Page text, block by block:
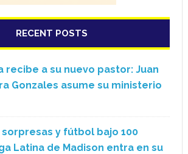
RECENT POSTS
recibe a su nuevo pastor: Juan
Gonzales asume su ministerio
sorpresas y fútbol bajo 100
Latina de Madison entra en su